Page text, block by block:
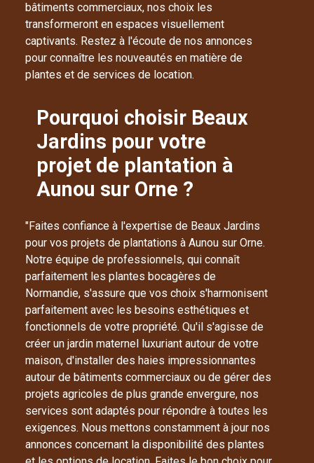
bâtiments commerciaux, nos choix les
transformeront en espaces visuellement
captivants. Restez à l'écoute de nos annonces
pour connaître les nouveautés en matière de
plantes et de services de location.
Pourquoi choisir Beaux
Jardins pour votre
projet de plantation à
Aunou sur Orne ?
"Faites confiance à l'expertise de Beaux Jardins
pour vos projets de plantations à Aunou sur Orne.
Notre équipe de professionnels, qui connaît
parfaitement les plantes bocagères de
Normandie, s'assure que vos choix s'harmonisent
parfaitement avec les besoins esthétiques et
fonctionnels de votre propriété. Qu'il s'agisse de
créer un jardin maternel luxuriant autour de votre
maison, d'installer des haies impressionnantes
autour de bâtiments commerciaux ou de gérer des
projets agricoles de plus grande envergure, nos
services sont adaptés pour répondre à toutes les
exigences. Nous mettons constamment à jour nos
annonces concernant la disponibilité des plantes